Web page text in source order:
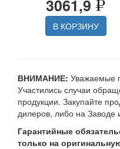
3061,9
В КОРЗИНУ
ВНИМАНИЕ: Уважаемые
Участились случаи
продукции. Закупайте
дилеров, либо на Заводе
Гарантийные
только на